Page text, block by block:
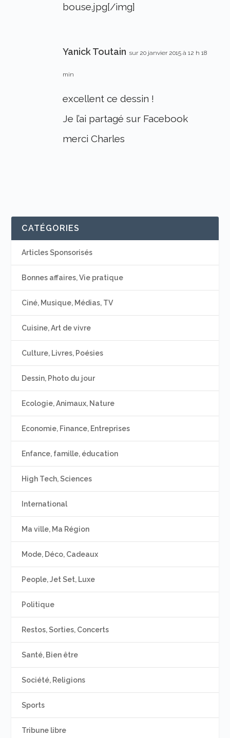
bouse.jpg[/img]
Yanick Toutain sur 20 janvier 2015 à 12 h 18
min
excellent ce dessin !
Je l’ai partagé sur Facebook
merci Charles
CATÉGORIES
Articles Sponsorisés
Bonnes affaires, Vie pratique
Ciné, Musique, Médias, TV
Cuisine, Art de vivre
Culture, Livres, Poésies
Dessin, Photo du jour
Ecologie, Animaux, Nature
Economie, Finance, Entreprises
Enfance, famille, éducation
High Tech, Sciences
International
Ma ville, Ma Région
Mode, Déco, Cadeaux
People, Jet Set, Luxe
Politique
Restos, Sorties, Concerts
Santé, Bien être
Société, Religions
Sports
Tribune libre